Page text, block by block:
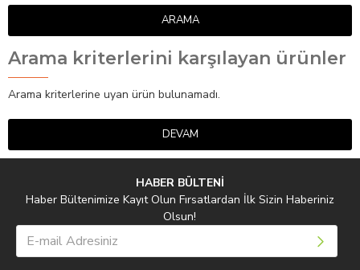
ARAMA
Arama kriterlerini karşılayan ürünler
Arama kriterlerine uyan ürün bulunamadı.
DEVAM
HABER BÜLTENİ
Haber Bültenimize Kayıt Olun Fırsatlardan İlk Sizin Haberiniz
Olsun!